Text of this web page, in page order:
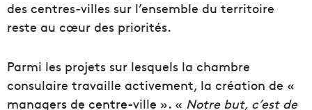
des centres-villes sur l’ensemble du territoire
reste au cœur des priorités.
Parmi les projets sur lesquels la chambre
consulaire travaille activement, la création de «
managers de centre-ville ». « Notre but, c’est de